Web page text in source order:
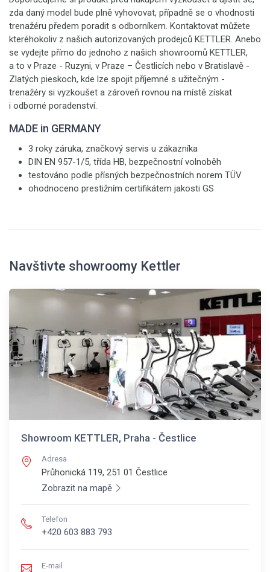
zda daný model bude plně vyhovovat, případně se o vhodnosti
trenažéru předem poradit s odborníkem. Kontaktovat můžete
kteréhokoliv z našich autorizovaných prodejců KETTLER. Anebo
se vydejte přímo do jednoho z našich showroomů KETTLER,
a to v Praze - Ruzyni, v Praze – Čestlicích nebo v Bratislavě -
Zlatých pieskoch, kde lze spojit příjemné s užitečným -
trenažéry si vyzkoušet a zároveň rovnou na místě získat
i odborné poradenství.
MADE in GERMANY
3 roky záruka, značkový servis u zákazníka
DIN EN 957-1/5, třída HB, bezpečnostní volnoběh
testováno podle přísných bezpečnostních norem TÜV
ohodnoceno prestižním certifikátem jakosti GS
Navštivte showroomy Kettler
Showroom KETTLER, Praha - Čestlice
Adresa
Průhonická 119, 251 01 Čestlice
Zobrazit na mapě
Telefon
+420 603 883 793
E-mail